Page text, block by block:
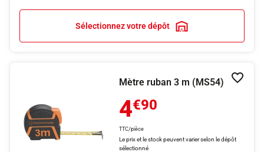
Sélectionnez votre dépôt
Mètre ruban 3 m (MS54)
4€90
TTC/pièce
Le prix et le stock peuvent varier selon le dépôt
sélectionné